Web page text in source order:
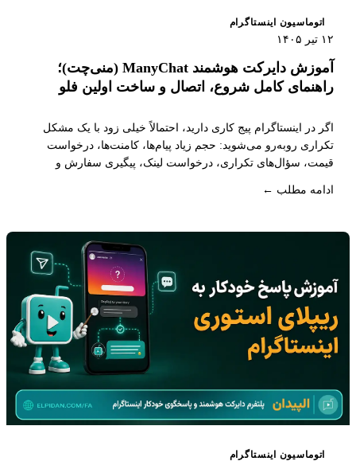
اتوماسیون اینستاگرام
۱۲ تیر ۱۴۰۵
آموزش دایرکت هوشمند ManyChat (منی‌چت)؛
راهنمای کامل شروع، اتصال و ساخت اولین فلو
اگر در اینستاگرام پیج کاری دارید، احتمالاً خیلی زود با یک مشکل
تکراری روبه‌رو می‌شوید: حجم زیاد پیام‌ها، کامنت‌ها، درخواست
قیمت، سؤال‌های تکراری، درخواست لینک، پیگیری سفارش و
دست‌رفته تبدیل شوند.
ادامه مطلب ←
اتوماسیون اینستاگرام